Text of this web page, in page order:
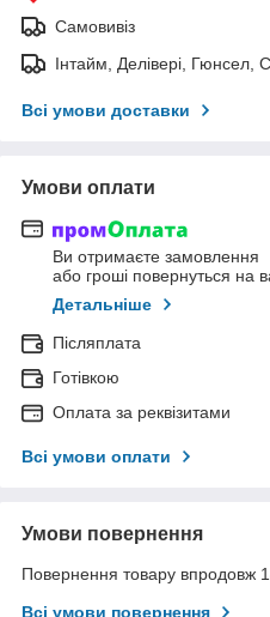
Самовивіз
Інтайм, Делівері, Гюнсел,
Всі умови доставки
Умови оплати
Ви отримаєте замовлення
або гроші повернуться на
Детальніше
Післяплата
Готівкою
Оплата за реквізитами
Всі умови оплати
Умови повернення
Повернення товару впродовж
Всі умови повернення